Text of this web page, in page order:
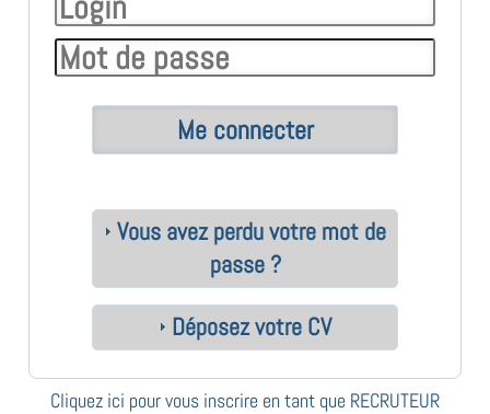
Vous avez perdu votre mot de
passe ?
Déposez votre CV
Cliquez ici pour vous inscrire en tant que RECRUTEUR